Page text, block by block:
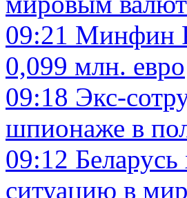
09:21 Минфин
0,099 млн. евро
09:18 Экс-
шпионаже в
09:12
ситуацию в